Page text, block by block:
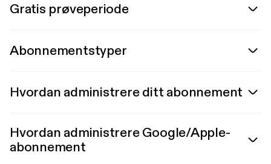
Gratis prøveperiode
Abonnementstyper
Hvordan administrere ditt abonnement
Hvordan administrere Google/Apple-
abonnement